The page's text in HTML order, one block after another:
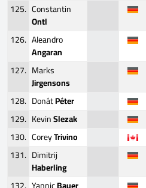
125. Constantin
Ontl
126. Aleandro
Angaran
127. Marks
Jirgensons
128. DonátPéter
129. KevinSlezak
130. CoreyTrivino
131. Dimitrij
Haberling